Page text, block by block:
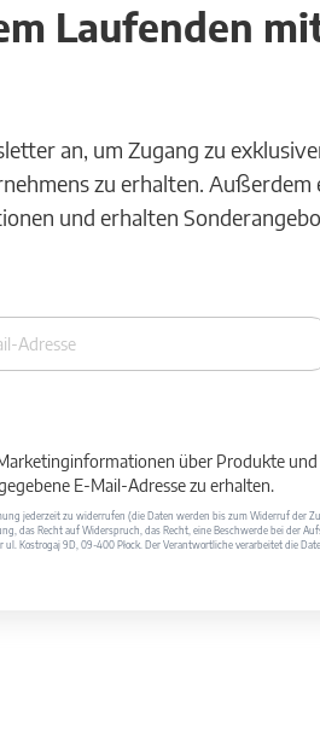
Laufenden
an, um Zugang zu
zu erhalten. Außerdem
und erhalten
über Produkte
E-Mail-Adresse zu erhalten.
jederzeit zu widerrufen (die Daten werden bis zum Widerruf der
das Recht auf Widerspruch, das Recht, eine Beschwerde bei der
Kostrogaj 9D, 09-400 Płock. Der Verantwortliche verarbeitet die